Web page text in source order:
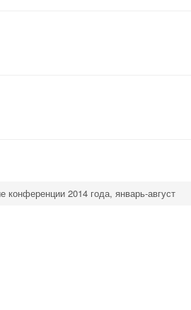
конференции 2014 года, январь-август